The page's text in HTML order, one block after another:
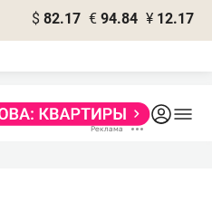
$ 82.17 € 94.84 ¥ 12.17